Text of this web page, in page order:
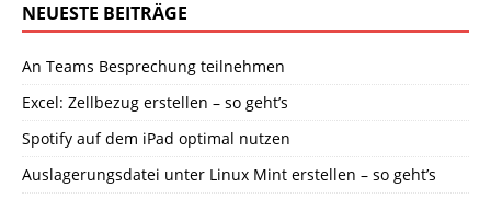
NEUESTE BEITRÄGE
An Teams Besprechung teilnehmen
Excel: Zellbezug erstellen – so geht’s
Spotify auf dem iPad optimal nutzen
Auslagerungsdatei unter Linux Mint erstellen – so geht’s